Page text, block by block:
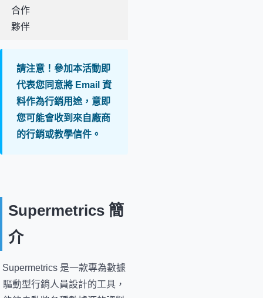
合作
夥伴
請注意！參加本活動即
代表您同意將 Email 資
料作為行銷用途，意即
您可能會收到來自廠商
的行銷或教學信件。
Supermetrics 簡
介
Supermetrics 是一款專為數據
驅動型行銷人員設計的工具，